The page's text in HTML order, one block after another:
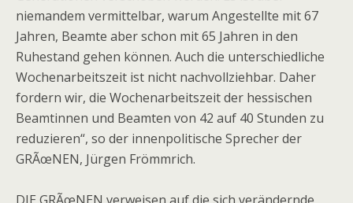
niemandem vermittelbar, warum Angestellte mit 67
Jahren, Beamte aber schon mit 65 Jahren in den
Ruhestand gehen können. Auch die unterschiedliche
Wochenarbeitszeit ist nicht nachvollziehbar. Daher
fordern wir, die Wochenarbeitszeit der hessischen
Beamtinnen und Beamten von 42 auf 40 Stunden zu
reduzieren“, so der innenpolitische Sprecher der
GRÃœNEN, Jürgen Frömmrich.